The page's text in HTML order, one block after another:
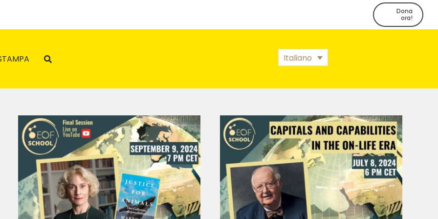
Dona
ora!
Italiano
Nobel Laureate Deaton at the
EoF School 2024: “Rethinking